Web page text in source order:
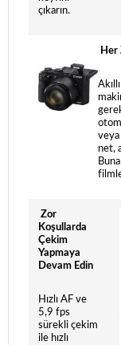
çıkarın.
Her
veya
net,
Zor
Koşullarda
Çekim
Yapmaya
Devam Edin
Hızlı AF ve
5,9 fps
sürekli çekim
ile hızlı